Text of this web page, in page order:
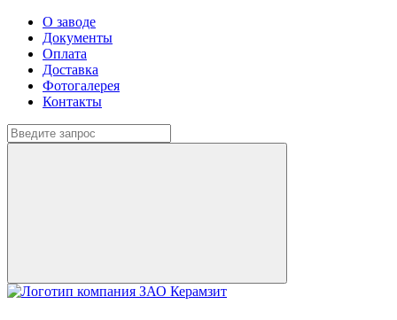
О заводе
Документы
Оплата
Доставка
Фотогалерея
Контакты